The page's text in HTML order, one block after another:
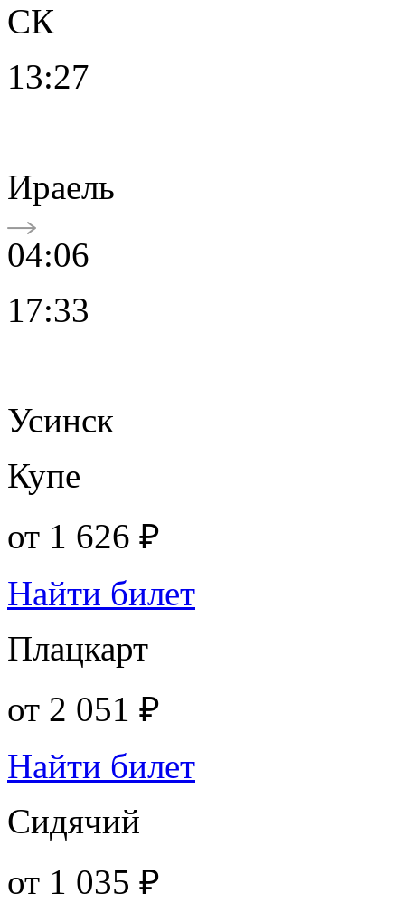
СК
13:27
Ираель
04:06
17:33
Усинск
Купе
от 1 626 ₽
Найти билет
Плацкарт
от 2 051 ₽
Найти билет
Сидячий
от 1 035 ₽